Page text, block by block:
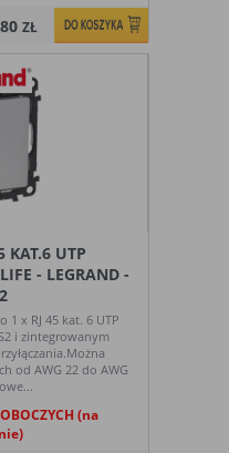
ZŁ
KAT.6 UTP
- LEGRAND -
1 x RJ 45 kat. 6 UTP
i zintegrowanym
od AWG 22 do AWG
(na